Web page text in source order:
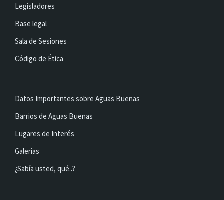
Legisladores
Base legal
Sala de Sesiones
Código de Ética
Datos Importantes sobre Aguas Buenas
Barrios de Aguas Buenas
Lugares de Interés
Galerias
¿Sabía usted, qué..?